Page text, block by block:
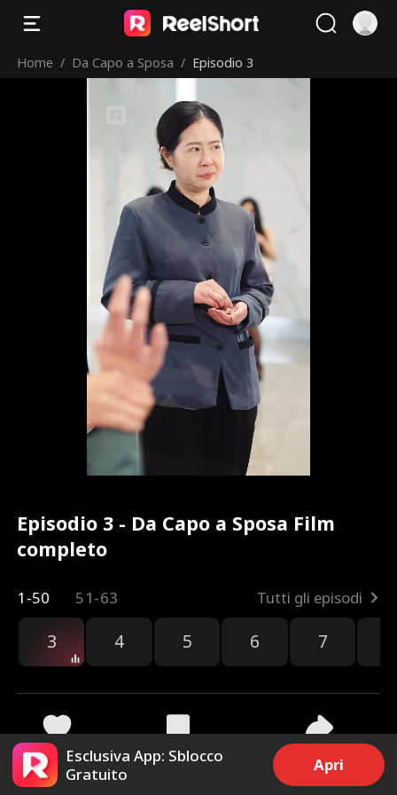
Home / Da Capo a Sposa / Episodio 3
Episodio 3 - Da Capo a Sposa Film
completo
1-50 51-63 Tutti gli episodi
3 4 5 6 7
67 797 Condividi
Esclusiva App: Sblocco
Gratuito
Apri